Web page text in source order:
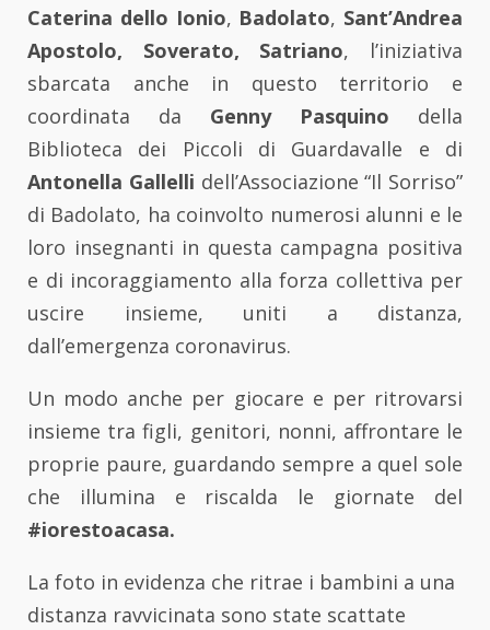
Caterina dello Ionio, Badolato, Sant’Andrea
Apostolo, Soverato, Satriano, l’iniziativa
sbarcata anche in questo territorio e
coordinata da Genny Pasquino della
Biblioteca dei Piccoli di Guardavalle e di
Antonella Gallelli dell’Associazione “Il Sorriso”
di Badolato, ha coinvolto numerosi alunni e le
loro insegnanti in questa campagna positiva
e di incoraggiamento alla forza collettiva per
uscire insieme, uniti a distanza,
dall’emergenza coronavirus.
Un modo anche per giocare e per ritrovarsi
insieme tra figli, genitori, nonni, affrontare le
proprie paure, guardando sempre a quel sole
che illumina e riscalda le giornate del
#iorestoacasa.
La foto in evidenza che ritrae i bambini a una
distanza ravvicinata sono state scattate